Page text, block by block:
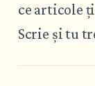
ce articole
Scrie și tu